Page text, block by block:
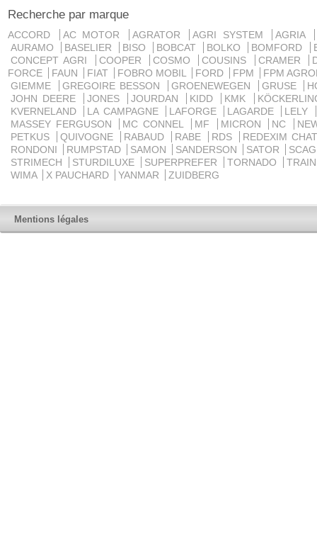
Recherche par marque
ACCORD AC MOTOR AGRATOR AGRI SYSTEM
AGRIA
AURAMO
BASELIER BISO BOBCAT BOLKO BOMFORD
CONCEPT AGRI
COOPER COSMO COUSINS CRAMER
FORCE
FAUN FIAT FOBRO MOBIL FORD FPM
FPM
GIEMME
GREGOIRE BESSON GROENEWEGEN GRUSE
JOHN DEERE
JONES JOURDAN KIDD KMK
KVERNELAND
LA CAMPAGNE LAFORGE LAGARDE
LELY
MASSEY FERGUSON
MC CONNEL MF MICRON NC
PETKUS
QUIVOGNE RABAUD RABE RDS
REDEXIM
RONDONI
RUMPSTAD SAMON SANDERSON SATOR
STRIMECH
STURDILUXE SUPERPREFER TORNADO
WIMA
X PAUCHARD YANMAR ZUIDBERG
Mentions légales